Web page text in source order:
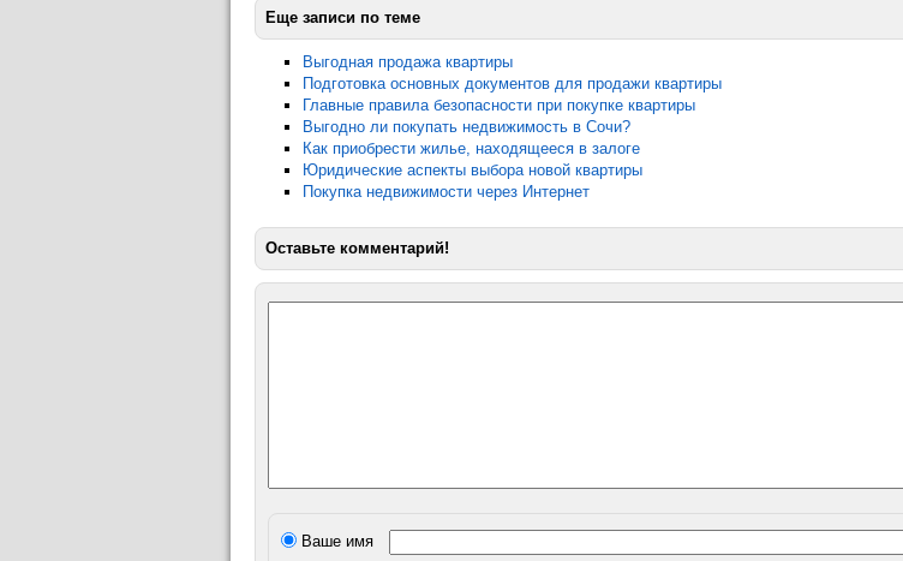
Еще записи по теме
Выгодная продажа квартиры
Подготовка основных документов для продажи квартиры
Главные правила безопасности при покупке квартиры
Выгодно ли покупать недвижимость в Сочи?
Как приобрести жилье, находящееся в залоге
Юридические аспекты выбора новой квартиры
Покупка недвижимости через Интернет
Оставьте комментарий!
Ваше имя